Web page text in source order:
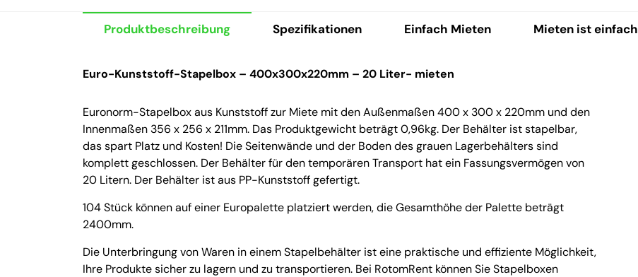
Produktbeschreibung Spezifikationen Einfach Mieten Mieten ist einfach
Euro-Kunststoff-Stapelbox – 400x300x220mm – 20 Liter- mieten
Euronorm-Stapelbox aus Kunststoff zur Miete mit den Außenmaßen 400 x 300 x 220mm und den
Innenmaßen 356 x 256 x 211mm. Das Produktgewicht beträgt 0,96kg. Der Behälter ist stapelbar,
das spart Platz und Kosten! Die Seitenwände und der Boden des grauen Lagerbehälters sind
komplett geschlossen. Der Behälter für den temporären Transport hat ein Fassungsvermögen von
20 Litern. Der Behälter ist aus PP-Kunststoff gefertigt.
104 Stück können auf einer Europalette platziert werden, die Gesamthöhe der Palette beträgt
2400mm.
Die Unterbringung von Waren in einem Stapelbehälter ist eine praktische und effiziente Möglichkeit,
Ihre Produkte sicher zu lagern und zu transportieren. Bei RotomRent können Sie Stapelboxen